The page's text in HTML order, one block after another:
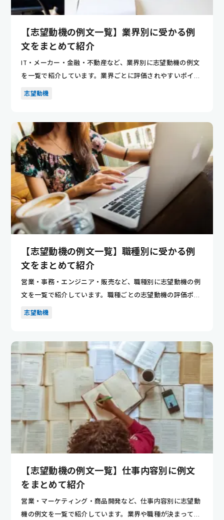
【志望動機の例文一覧】業界別に受かる例
文をまとめて紹介
IT・メーカー・金融・不動産など、業界別に志望動機の例文
を一覧で紹介しています。業界ごとに評価されやすいポイン
トが分かり...
志望動機
【志望動機の例文一覧】職種別に受かる例
文をまとめて紹介
営業・事務・エンジニア・販売など、職種別に志望動機の例
文を一覧で紹介しています。職種ごとの志望動機の評価ポイ
ントが分かり...
志望動機
【志望動機の例文一覧】仕事内容別に例文
をまとめて紹介
営業・マーケティング・商品開発など、仕事内容別に志望動
機の例文を一覧で紹介しています。業界や職種が決まってい